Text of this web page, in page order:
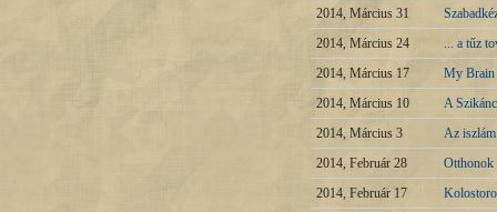
2014, Március 31
2014, Március 24
... a tűz
2014, Március 17
My Brain
2014, Március 10
A
2014, Március 3
Az
2014, Február 28
Otthonok
2014, Február 17